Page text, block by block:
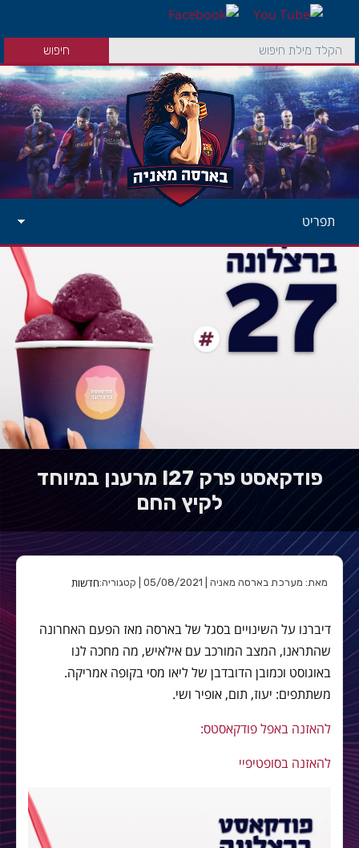
תפריט
פודקאסט פרק 27! מרענן במיוחד
לקיץ החם
מאת: מערכת בארסה מאניה | 05/08/2021 | קטגוריה: חדשות
דיברנו על השינויים בסגל של בארסה מאז הפעם האחרונה
שהתראנו, המצב המורכב עם אילאיש, מה מחכה לנו
באוגוסט וכמובן הדובדבן של ליאו מסי בקופה אמריקה.
משתתפים: יעוז, תום, אופיר ושי.
להאזנה באפל פודקאסטס:
להאזנה בסופטיפיי